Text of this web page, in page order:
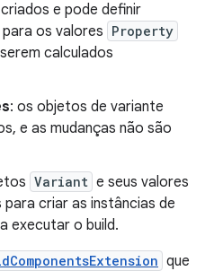
criados e pode definir
os valores Property
calculados
: os objetos de variante
e as mudanças não são
Variant e seus valores
para criar as instâncias de
executar o build.
que